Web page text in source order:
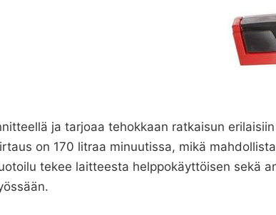
ja tarjoaa tehokkaan ratkaisun
on 170 litraa minuutissa, mikä
tekee laitteesta helppokäyttöisen sekä